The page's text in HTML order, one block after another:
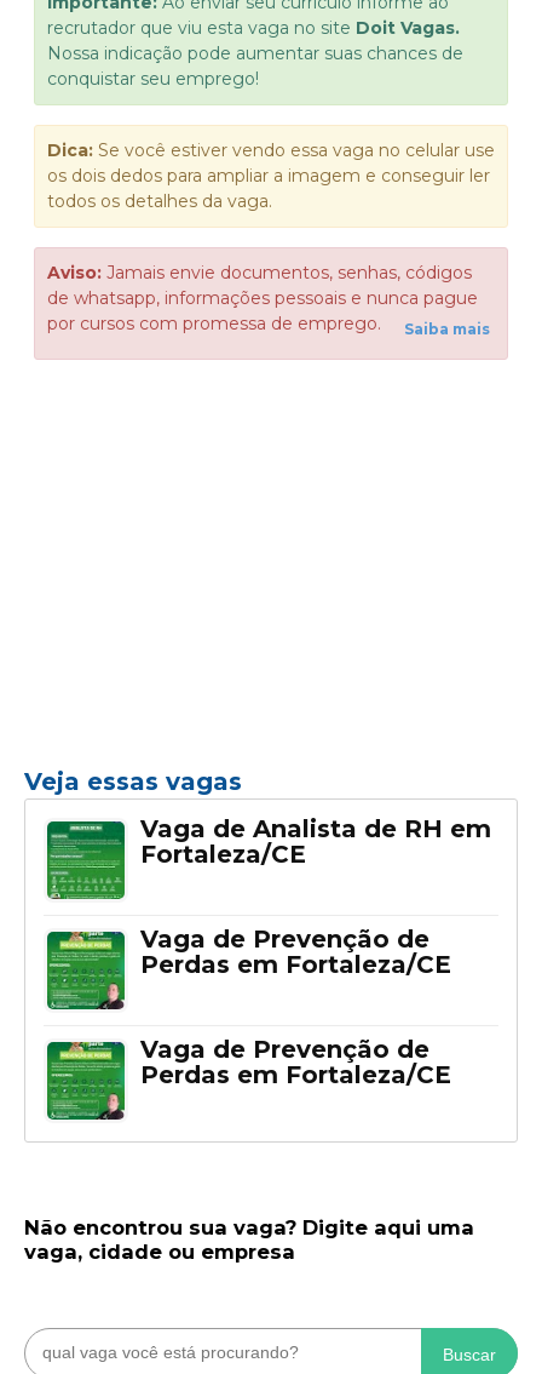
recrutador que viu esta vaga no site Doit Vagas.
Nossa indicação pode aumentar suas chances de
conquistar seu emprego!
Dica: Se você estiver vendo essa vaga no celular use
os dois dedos para ampliar a imagem e conseguir ler
todos os detalhes da vaga.
Aviso: Jamais envie documentos, senhas, códigos
de whatsapp, informações pessoais e nunca pague
por cursos com promessa de emprego.
Saiba mais
Veja essas vagas
Vaga de Analista de RH em
Fortaleza/CE
Vaga de Prevenção de
Perdas em Fortaleza/CE
Vaga de Prevenção de
Perdas em Fortaleza/CE
Não encontrou sua vaga? Digite aqui uma
vaga, cidade ou empresa
Buscar